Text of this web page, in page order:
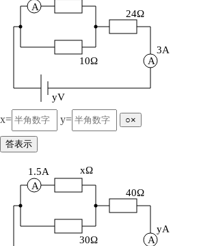
A
A
10Ω
24Ω
3A
yV
x= y= ○×
答表示
A
A
xΩ
30Ω
1.5A
40Ω
yA